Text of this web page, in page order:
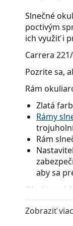
Slnečné
poctivým
ich využiť i
Carrera 221/
Pozrite sa,
Rám
Zlatá
Rámy
Rám
aby sa
Okuliarové
Zelené
ani
Zobraziť viac